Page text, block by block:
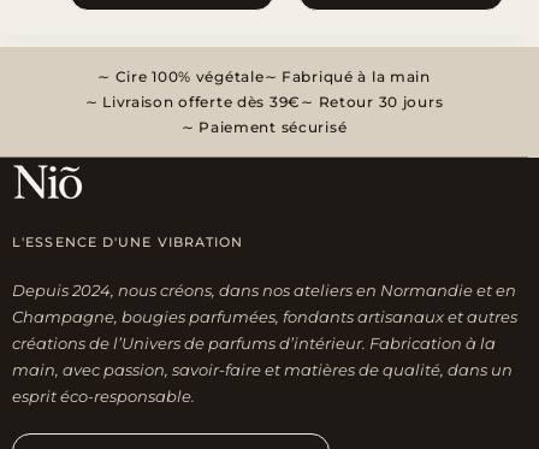
Cire 100% végétale
Fabriqué à la main
Livraison offerte dès 39€
Retour 30 jours
Paiement sécurisé
L'ESSENCE D'UNE VIBRATION
Depuis 2024, nous créons, dans nos ateliers en Normandie et en
Champagne, bougies parfumées, fondants artisanaux et autres
créations de l’Univers de parfums d’intérieur. Fabrication à la
main, avec passion, savoir-faire et matières de qualité, dans un
esprit éco-responsable.